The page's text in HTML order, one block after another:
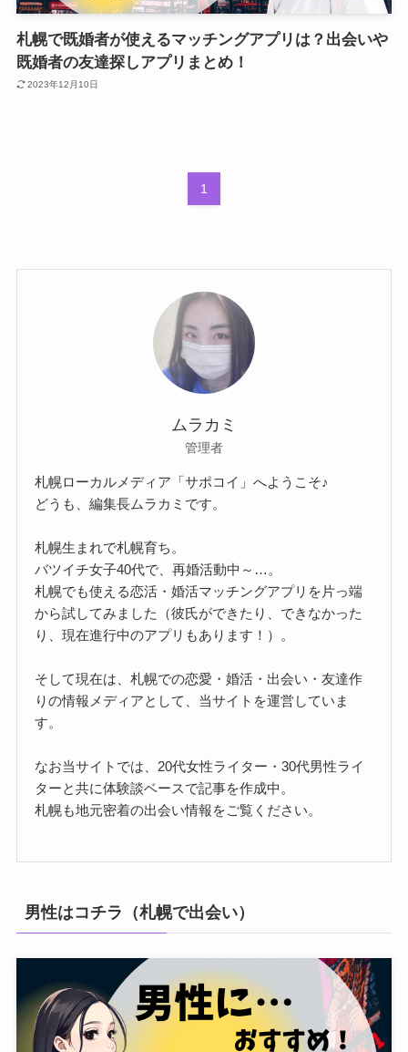
札幌で既婚者が使えるマッチングアプリは？出会いや
既婚者の友達探しアプリまとめ！
2023年12月10日
1
ムラカミ
管理者
札幌ローカルメディア「サポコイ」へようこそ♪
どうも、編集長ムラカミです。
札幌生まれで札幌育ち。
バツイチ女子40代で、再婚活動中～…。
札幌でも使える恋活・婚活マッチングアプリを片っ端
から試してみました（彼氏ができたり、できなかった
り、現在進行中のアプリもあります！）。
そして現在は、札幌での恋愛・婚活・出会い・友達作
りの情報メディアとして、当サイトを運営していま
す。
なお当サイトでは、20代女性ライター・30代男性ライ
ターと共に体験談ベースで記事を作成中。
札幌も地元密着の出会い情報をご覧ください。
男性はコチラ（札幌で出会い）